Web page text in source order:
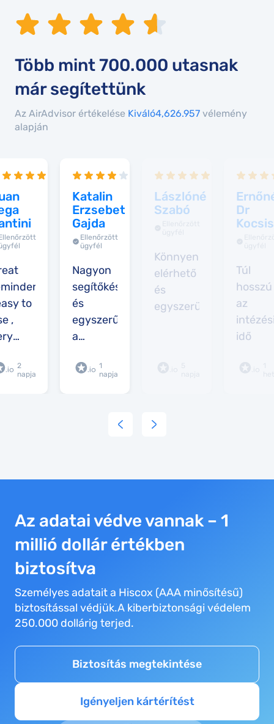
Több mint700.000 utasnak
már segítettünk
Az AirAdvisor értékelése Kiváló4,626.957 vélemény
alapján
to
,
2
napja
Katalin
Erzsebet
Gajda
Ellenőrzött
ügyfél
Nagyon
segítőkész
és
egyszerű
a
1
napja
Lászlóné
Szabó
Könnyen
elérhető
és
egyszerü
Dr
Kocsis
Túl
hosszú
az
idő
Az adatai védve vannak – 1
millió dollár értékben
biztosítva
Személyes adatait a Hiscox (AAA minősítésű)
biztosítással védjük.A kiberbiztonsági védelem
250.000 dollárig terjed.
Biztosítás megtekintése
Igényeljen kártérítést